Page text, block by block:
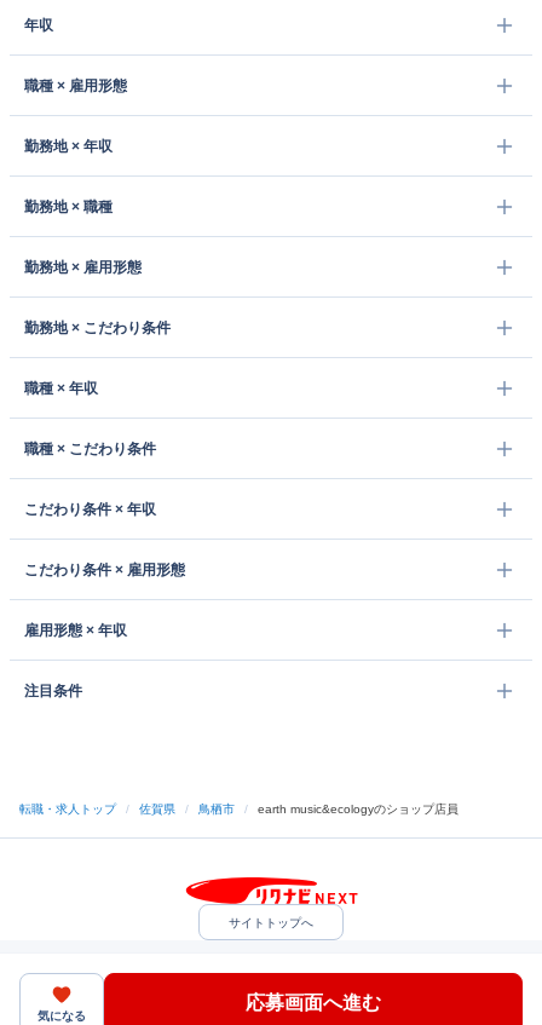
年収
職種 × 雇用形態
勤務地 × 年収
勤務地 × 職種
勤務地 × 雇用形態
勤務地 × こだわり条件
職種 × 年収
職種 × こだわり条件
こだわり条件 × 年収
こだわり条件 × 雇用形態
雇用形態 × 年収
注目条件
転職・求人トップ / 佐賀県 / 鳥栖市 / earth music&ecologyのショップ店員
気になる
応募画面へ進む
サイトトップへ
中途採用をご検討の企業様
ヘルプ・お問い合わせ
（C）Indeed Inc.